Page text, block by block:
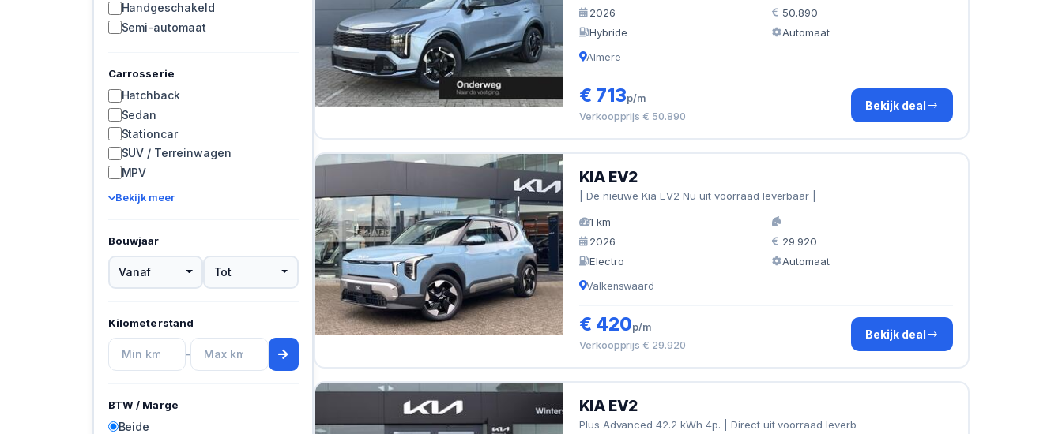
Handgeschakeld
Semi-automaat
Carrosserie
Hatchback
Sedan
Stationcar
SUV / Terreinwagen
MPV
Bekijk meer
Bouwjaar
Vanaf Tot
Kilometerstand
–
BTW / Marge
Beide
2026
50.890
Hybride
Automaat
Almere
€ 713p/m
Verkoopprijs € 50.890
Bekijk deal
KIA EV2
| De nieuwe Kia EV2 Nu uit voorraad leverbaar |
1 km
–
2026
29.920
Electro
Automaat
Valkenswaard
€ 420p/m
Verkoopprijs € 29.920
Bekijk deal
KIA EV2
Plus Advanced 42.2 kWh 4p. | Direct uit voorraad leverb